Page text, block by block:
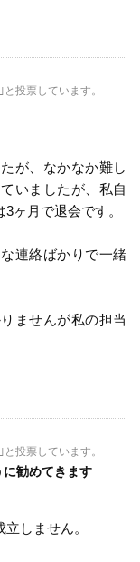
投票しています。
が、なかなか難し
いましたが、私自
ヶ月で退会です。
連絡ばかりで一緒
ませんが私の担当
投票しています。
に勧めてきます
しません。